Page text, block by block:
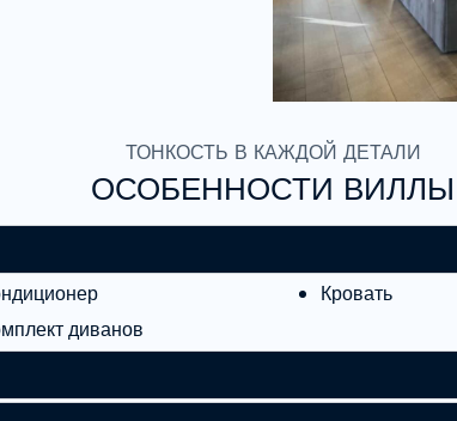
ТОНКОСТЬ В КАЖДОЙ ДЕТАЛИ
ОСОБЕННОСТИ ВИЛЛЫ
диванов
Кровать